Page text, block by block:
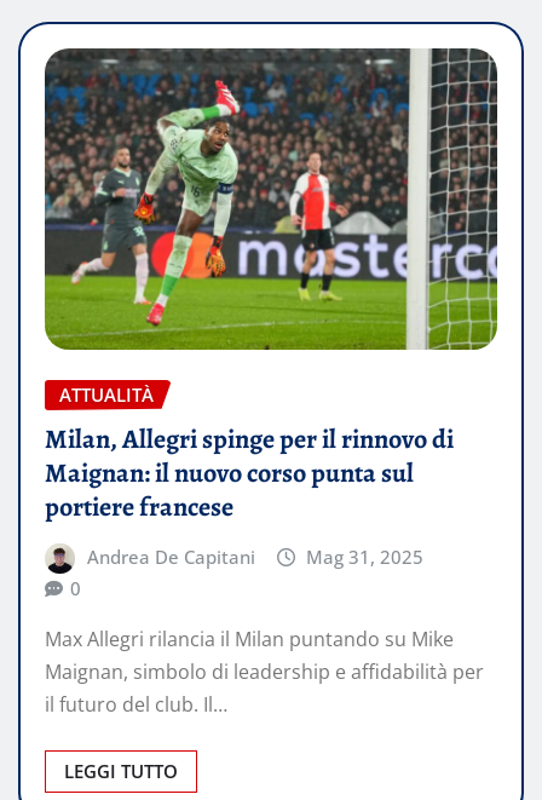
ATTUALITÀ
Milan, Allegri spinge per il rinnovo di
Maignan: il nuovo corso punta sul
portiere francese
Andrea De Capitani
Mag 31, 2025
0
Max Allegri rilancia il Milan puntando su Mike
Maignan, simbolo di leadership e affidabilità per
il futuro del club. Il…
LEGGI TUTTO